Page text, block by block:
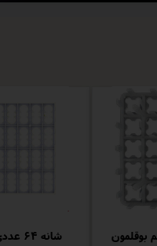
شانه 64 عددی تخم کبک